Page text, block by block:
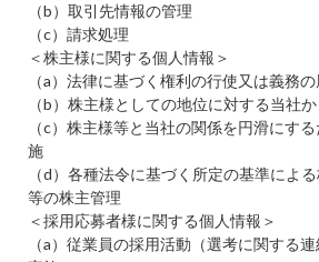
（b）取引先情報の管理
（c）請求処理
＜株主様に関する個人情報＞
（a）法律に基づく権利の行使又は義務
（b）株主様としての地位に対する当社
（c）株主様等と当社の関係を円滑にす
施
（d）各種法令に基づく所定の基準によ
等の株主管理
＜採用応募者様に関する個人情報＞
（a）従業員の採用活動（選考に関する